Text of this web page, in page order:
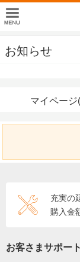
お知らせ
マイペー
充実の
購入金
お客さまサポート